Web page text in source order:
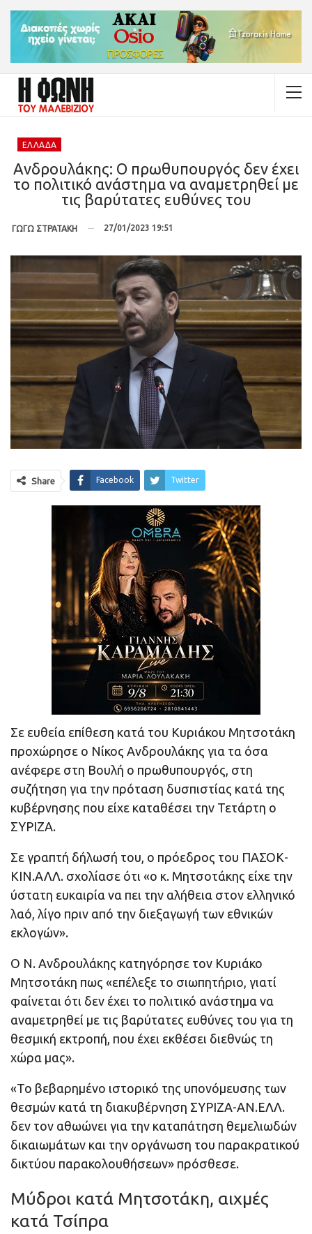
ΕΛΛΆΔΑ
Ανδρουλάκης: Ο πρωθυπουργός δεν έχει
το πολιτικό ανάστημα να αναμετρηθεί με
τις βαρύτατες ευθύνες του
ΓΩΓΩ ΣΤΡΑΤΑΚΗ 27/01/2023 19:51
Share Facebook Twitter
Σε ευθεία επίθεση κατά του Κυριάκου Μητσοτάκη
προχώρησε ο Νίκος Ανδρουλάκης για τα όσα
ανέφερε στη Βουλή ο πρωθυπουργός, στη
συζήτηση για την πρόταση δυσπιστίας κατά της
κυβέρνησης που είχε καταθέσει την Τετάρτη ο
ΣΥΡΙΖΑ.
Σε γραπτή δήλωσή του, ο πρόεδρος του ΠΑΣΟΚ-
ΚΙΝ.ΑΛΛ. σχολίασε ότι «ο κ. Μητσοτάκης είχε την
ύστατη ευκαιρία να πει την αλήθεια στον ελληνικό
λαό, λίγο πριν από την διεξαγωγή των εθνικών
εκλογών».
Ο Ν. Ανδρουλάκης κατηγόρησε τον Κυριάκο
Μητσοτάκη πως «επέλεξε το σιωπητήριο, γιατί
φαίνεται ότι δεν έχει το πολιτικό ανάστημα να
αναμετρηθεί με τις βαρύτατες ευθύνες του για τη
θεσμική εκτροπή, που έχει εκθέσει διεθνώς τη
χώρα μας».
«Το βεβαρημένο ιστορικό της υπονόμευσης των
θεσμών κατά τη διακυβέρνηση ΣΥΡΙΖΑ-ΑΝ.ΕΛΛ.
δεν τον αθωώνει για την καταπάτηση θεμελιωδών
δικαιωμάτων και την οργάνωση του παρακρατικού
δικτύου παρακολουθήσεων» πρόσθεσε.
Μύδροι κατά Μητσοτάκη, αιχμές
κατά Τσίπρα